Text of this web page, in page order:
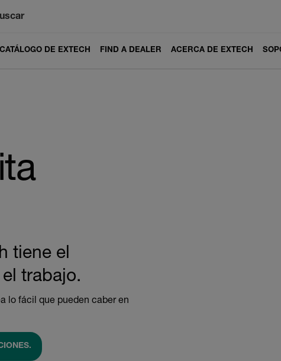
DE EXTECH FIND A DEALER ACERCA DE EXTECH
tiene el
trabajo.
lo fácil que pueden caber en